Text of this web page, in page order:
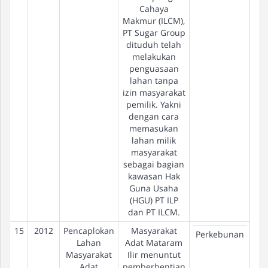
Cahaya
Makmur (ILCM),
PT Sugar Group
dituduh telah
melakukan
penguasaan
lahan tanpa
izin masyarakat
pemilik. Yakni
dengan cara
memasukan
lahan milik
masyarakat
sebagai bagian
kawasan Hak
Guna Usaha
(HGU) PT ILP
dan PT ILCM.
15
2012
Pencaplokan
Lahan
Masyarakat
Masyarakat
Adat Mataram
Ilir menuntut
Perkebunan